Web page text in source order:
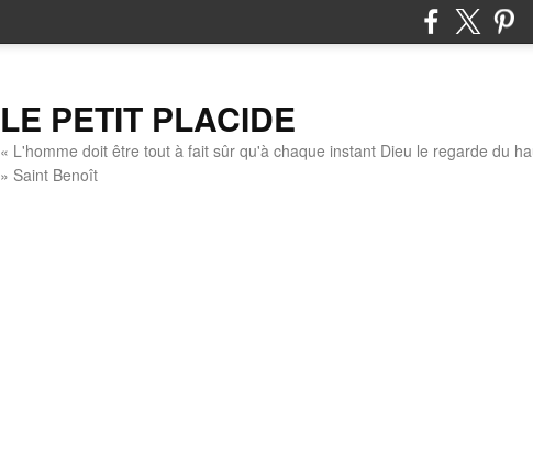
LE PETIT PLACIDE
« L'homme doit être tout à fait sûr qu'à chaque instant Dieu le regarde du
» Saint Benoît